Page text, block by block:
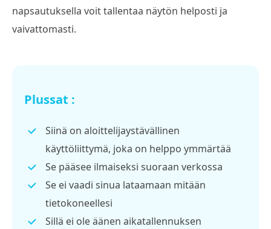
napsautuksella voit tallentaa näytön helposti ja
vaivattomasti.
Plussat :
Siinä on aloittelijaystävällinen
käyttöliittymä, joka on helppo ymmärtää
Se pääsee ilmaiseksi suoraan verkossa
Se ei vaadi sinua lataamaan mitään
tietokoneellesi
Sillä ei ole äänen aikatallennuksen